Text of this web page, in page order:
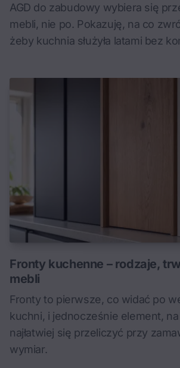
AGD do zabudowy wybiera się
mebli, nie po. Pokazuję, na co
żeby kuchnia służyła latami bez
Fronty kuchenne – rodzaje,
mebli
Fronty to pierwsze, co widać po
kuchni, i jednocześnie element,
najłatwiej się przeliczyć przy
wymiar.